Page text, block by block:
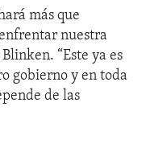
más que
nuestra
“Este ya es
gobierno y en toda
de las